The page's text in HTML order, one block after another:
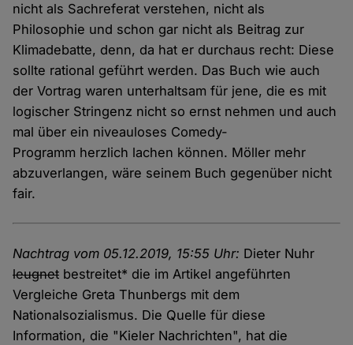
nicht als Sachreferat verstehen, nicht als
Philosophie und schon gar nicht als Beitrag zur
Klimadebatte, denn, da hat er durchaus recht: Diese
sollte rational geführt werden. Das Buch wie auch
der Vortrag waren unterhaltsam für jene, die es mit
logischer Stringenz nicht so ernst nehmen und auch
mal über ein niveauloses Comedy-
Programm herzlich lachen können. Möller mehr
abzuverlangen, wäre seinem Buch gegenüber nicht
fair.
Nachtrag vom 05.12.2019, 15:55 Uhr: Dieter Nuhr
leugnet bestreitet* die im Artikel angeführten
Vergleiche Greta Thunbergs mit dem
Nationalsozialismus. Die Quelle für diese
Information, die "Kieler Nachrichten", hat die